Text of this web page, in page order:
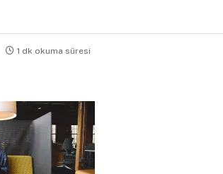
1 dk okuma süresi